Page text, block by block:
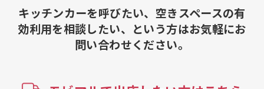
つビーフサン
キッチンカーを呼びたい、空きスペースの有
効利用を相談したい、という方はお気軽にお
問い合わせください。